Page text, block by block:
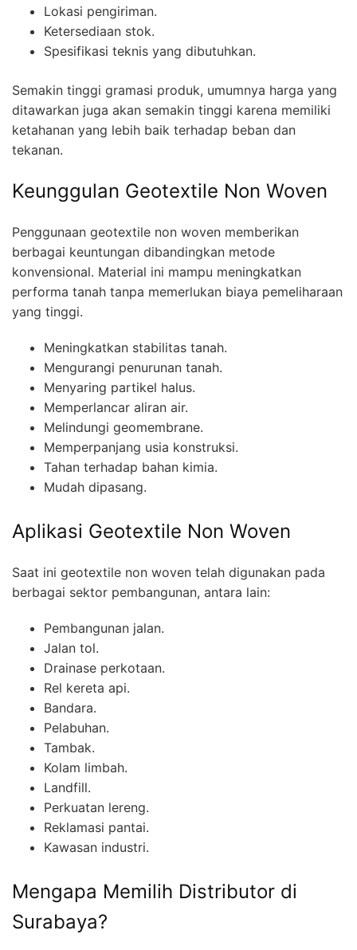
Lokasi pengiriman.
Ketersediaan stok.
Spesifikasi teknis yang dibutuhkan.
Semakin tinggi gramasi produk, umumnya harga yang
ditawarkan juga akan semakin tinggi karena memiliki
ketahanan yang lebih baik terhadap beban dan
tekanan.
Keunggulan Geotextile Non Woven
Penggunaan geotextile non woven memberikan
berbagai keuntungan dibandingkan metode
konvensional. Material ini mampu meningkatkan
performa tanah tanpa memerlukan biaya pemeliharaan
yang tinggi.
Meningkatkan stabilitas tanah.
Mengurangi penurunan tanah.
Menyaring partikel halus.
Memperlancar aliran air.
Melindungi geomembrane.
Memperpanjang usia konstruksi.
Tahan terhadap bahan kimia.
Mudah dipasang.
Aplikasi Geotextile Non Woven
Saat ini geotextile non woven telah digunakan pada
berbagai sektor pembangunan, antara lain:
Pembangunan jalan.
Jalan tol.
Drainase perkotaan.
Rel kereta api.
Bandara.
Pelabuhan.
Tambak.
Kolam limbah.
Landfill.
Perkuatan lereng.
Reklamasi pantai.
Kawasan industri.
Mengapa Memilih Distributor di
Surabaya?